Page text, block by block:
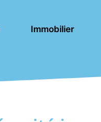
Immobilier